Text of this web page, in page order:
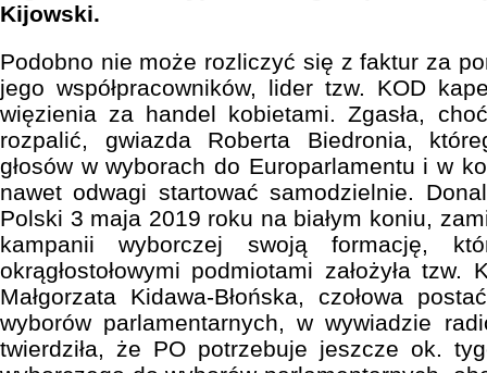
Kijowski.
Podobno nie może rozliczyć się z faktur za
jego współpracowników, lider tzw. KOD
więzienia za handel kobietami. Zgasła,
rozpalić, gwiazda Roberta Biedronia,
głosów w wyborach do Europarlamentu i w
nawet odwagi startować samodzielnie.
Polski 3 maja 2019 roku na białym koniu,
kampanii wyborczej swoją formację,
okrągłostołowymi podmiotami założyła
Małgorzata Kidawa-Błońska, czołowa
wyborów parlamentarnych, w wywiadzie
twierdziła, że PO potrzebuje jeszcze ok.